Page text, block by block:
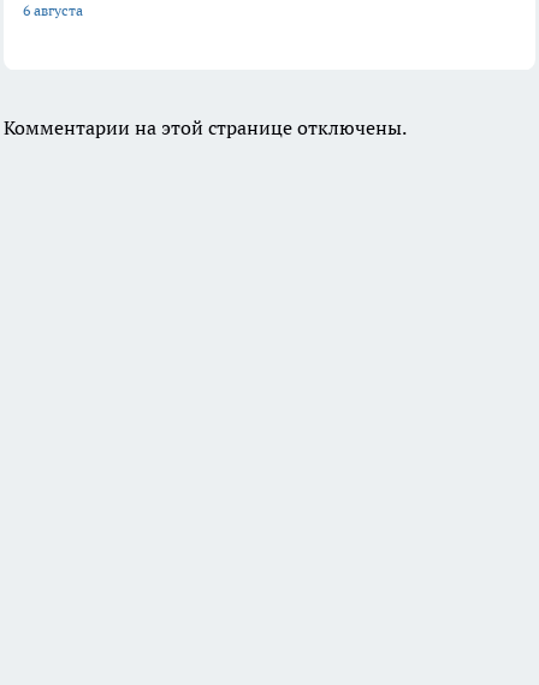
6 августа
Комментарии на этой странице отключены.